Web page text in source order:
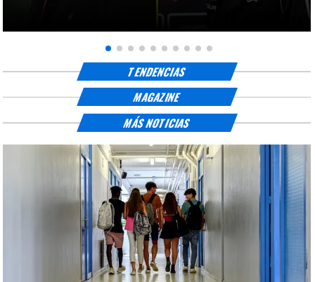
TENDENCIAS
MAGAZINE
MÁS NOTICIAS